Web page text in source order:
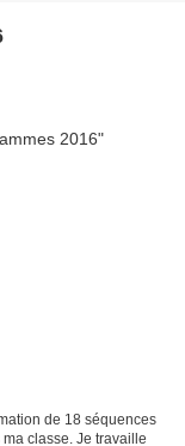
de 18 séquences
classe. Je travaille